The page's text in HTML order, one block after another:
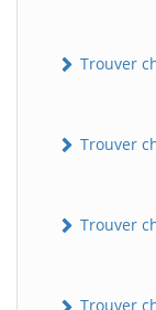
Trouver
Trouver
Trouver
Trouver